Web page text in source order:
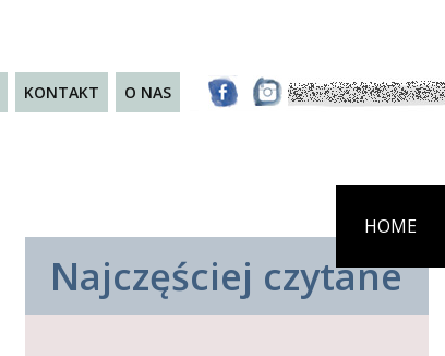
KONTAKT O NAS
HOME
Najczęściej czytane